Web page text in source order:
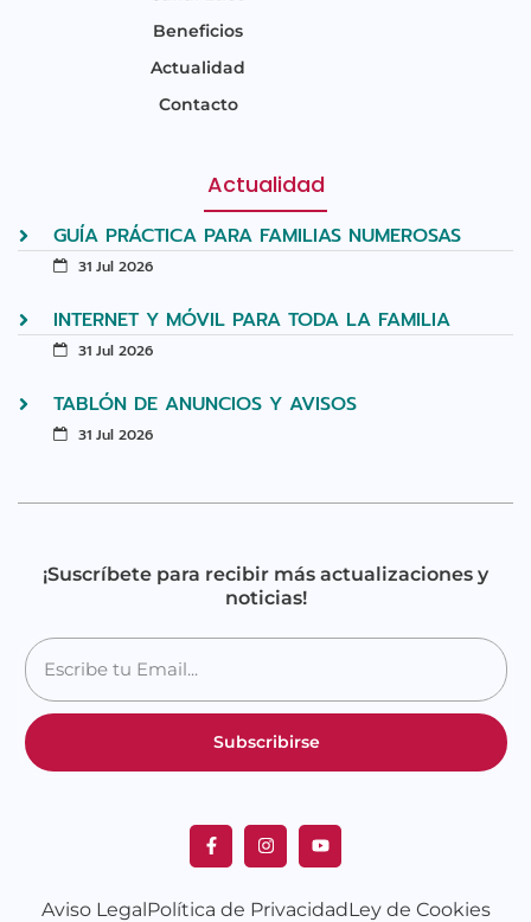
Beneficios
Actualidad
Contacto
Actualidad
GUÍA PRÁCTICA PARA FAMILIAS NUMEROSAS
31 Jul 2026
INTERNET Y MÓVIL PARA TODA LA FAMILIA
31 Jul 2026
TABLÓN DE ANUNCIOS Y AVISOS
31 Jul 2026
¡Suscríbete para recibir más actualizaciones y
noticias!
Subscribirse
Aviso LegalPolítica de PrivacidadLey de Cookies